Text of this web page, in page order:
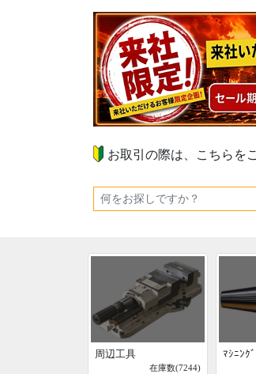
お取引の際は、こちらを
周辺工具
在庫数(7244)
ﾏｼﾆﾝｸ